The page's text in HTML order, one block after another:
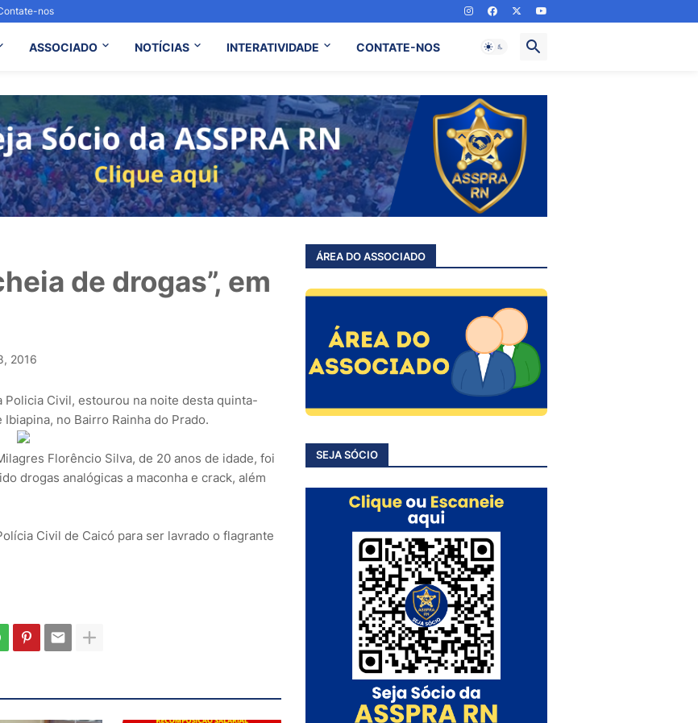
nos
ASSOCIADO NOTÍCIAS INTERATIVIDADE CONTATE-NOS
de drogas”, em
2016
Civil, estourou na noite desta quinta-
no Bairro Rainha do Prado.
Florêncio Silva, de 20 anos de idade, foi
drogas analógicas a maconha e crack, além
Civil de Caicó para ser lavrado o flagrante
ÁREA DO ASSOCIADO
SEJA SÓCIO